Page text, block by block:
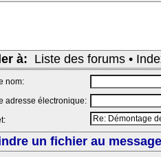
à: Liste des forums •
nom:
adresse électronique:
un fichier au